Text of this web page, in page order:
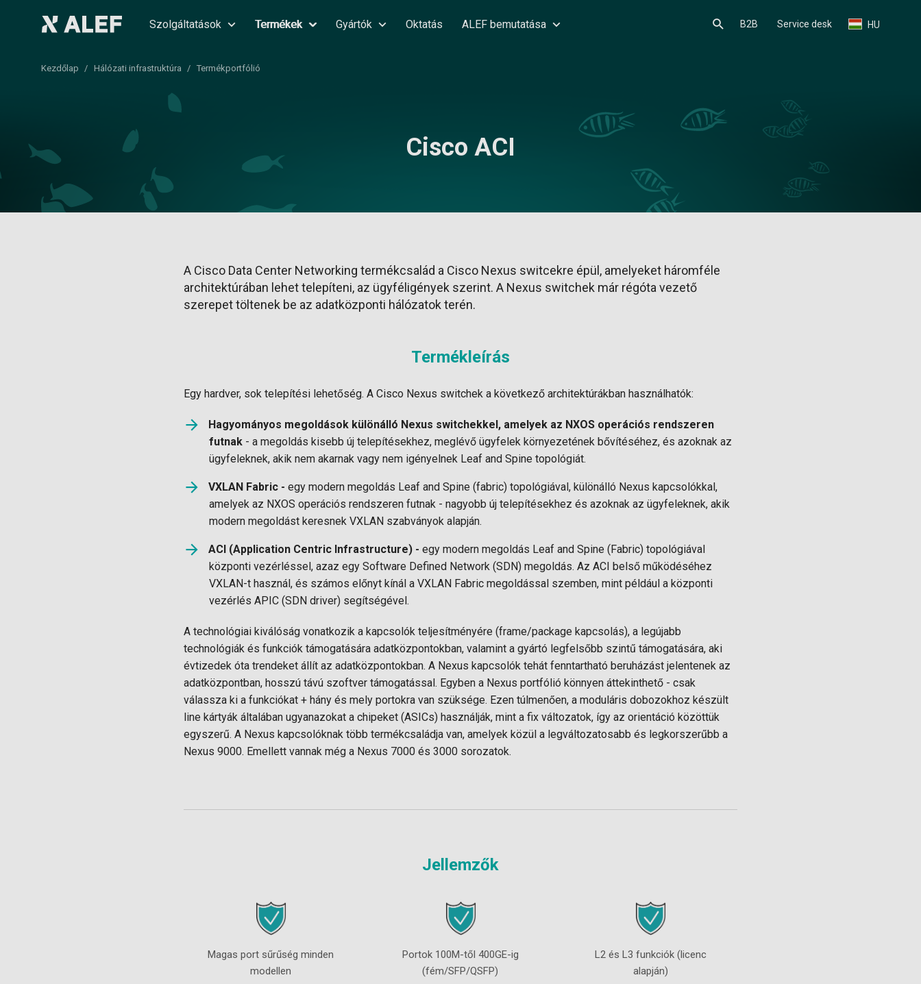
Szolgáltatások Termékek Gyártók Oktatás ALEF bemutatása B2B Service desk HU
Kezdőlap Hálózati infrastruktúra Termékportfólió
Cisco ACI
A Cisco Data Center Networking termékcsalád a Cisco Nexus switcekre épül, amelyeket háromféle
architektúrában lehet telepíteni, az ügyféligények szerint. A Nexus switchek már régóta vezető
szerepet töltenek be az adatközponti hálózatok terén.
Termékleírás
Egy hardver, sok telepítési lehetőség. A Cisco Nexus switchek a következő architektúrákban használhatók:
Hagyományos megoldások különálló Nexus switchekkel, amelyek az NXOS operációs rendszeren
futnak - a megoldás kisebb új telepítésekhez, meglévő ügyfelek környezetének bővítéséhez, és azoknak az
ügyfeleknek, akik nem akarnak vagy nem igényelnek Leaf and Spine topológiát.
VXLAN Fabric - egy modern megoldás Leaf and Spine (fabric) topológiával, különálló Nexus kapcsolókkal,
amelyek az NXOS operációs rendszeren futnak - nagyobb új telepítésekhez és azoknak az ügyfeleknek, akik
modern megoldást keresnek VXLAN szabványok alapján.
ACI (Application Centric Infrastructure) - egy modern megoldás Leaf and Spine (Fabric) topológiával
központi vezérléssel, azaz egy Software Defined Network (SDN) megoldás. Az ACI belső működéséhez
VXLAN-t használ, és számos előnyt kínál a VXLAN Fabric megoldással szemben, mint például a központi
vezérlés APIC (SDN driver) segítségével.
A technológiai kiválóság vonatkozik a kapcsolók teljesítményére (frame/package kapcsolás), a legújabb
technológiák és funkciók támogatására adatközpontokban, valamint a gyártó legfelsőbb szintű támogatására, aki
évtizedek óta trendeket állít az adatközpontokban. A Nexus kapcsolók tehát fenntartható beruházást jelentenek az
adatközpontban, hosszú távú szoftver támogatással. Egyben a Nexus portfólió könnyen áttekinthető - csak
válassza ki a funkciókat + hány és mely portokra van szüksége. Ezen túlmenően, a moduláris dobozokhoz készült
line kártyák általában ugyanazokat a chipeket (ASICs) használják, mint a fix változatok, így az orientáció közöttük
egyszerű. A Nexus kapcsolóknak több termékcsaládja van, amelyek közül a legváltozatosabb és legkorszerűbb a
Nexus 9000. Emellett vannak még a Nexus 7000 és 3000 sorozatok.
Jellemzők
Magas port sűrűség minden
modellen
Portok 100M-től 400GE-ig
(fém/SFP/QSFP)
L2 és L3 funkciók (licenc
alapján)